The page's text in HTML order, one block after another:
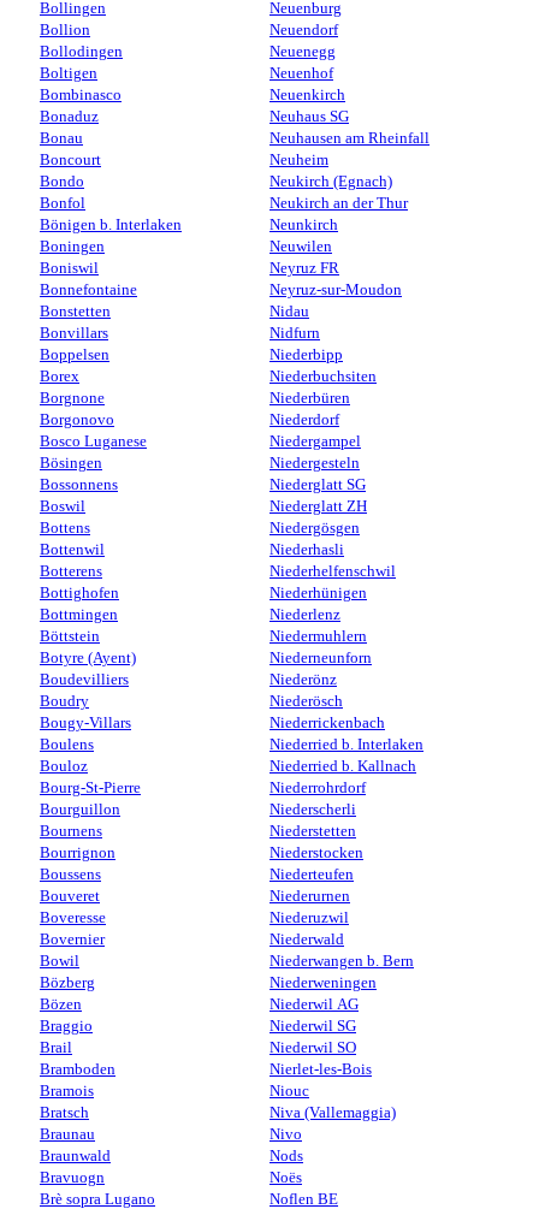
Bollingen
Bollion
Bollodingen
Boltigen
Bombinasco
Bonaduz
Bonau
Boncourt
Bondo
Bonfol
Bönigen b. Interlaken
Boningen
Boniswil
Bonnefontaine
Bonstetten
Bonvillars
Boppelsen
Borex
Borgnone
Borgonovo
Bosco Luganese
Bösingen
Bossonnens
Boswil
Bottens
Bottenwil
Botterens
Bottighofen
Bottmingen
Böttstein
Botyre (Ayent)
Boudevilliers
Boudry
Bougy-Villars
Boulens
Bouloz
Bourg-St-Pierre
Bourguillon
Bournens
Bourrignon
Boussens
Bouveret
Boveresse
Bovernier
Bowil
Bözberg
Bözen
Braggio
Brail
Bramboden
Bramois
Bratsch
Braunau
Braunwald
Bravuogn
Brè sopra Lugano
Neuenburg
Neuendorf
Neuenegg
Neuenhof
Neuenkirch
Neuhaus SG
Neuhausen am Rheinfall
Neuheim
Neukirch (Egnach)
Neukirch an der Thur
Neunkirch
Neuwilen
Neyruz FR
Neyruz-sur-Moudon
Nidau
Nidfurn
Niederbipp
Niederbuchsiten
Niederbüren
Niederdorf
Niedergampel
Niedergesteln
Niederglatt SG
Niederglatt ZH
Niedergösgen
Niederhasli
Niederhelfenschwil
Niederhünigen
Niederlenz
Niedermuhlern
Niederneunforn
Niederönz
Niederösch
Niederrickenbach
Niederried b. Interlaken
Niederried b. Kallnach
Niederrohrdorf
Niederscherli
Niederstetten
Niederstocken
Niederteufen
Niederurnen
Niederuzwil
Niederwald
Niederwangen b. Bern
Niederweningen
Niederwil AG
Niederwil SG
Niederwil SO
Nierlet-les-Bois
Niouc
Niva (Vallemaggia)
Nivo
Nods
Noës
Noflen BE